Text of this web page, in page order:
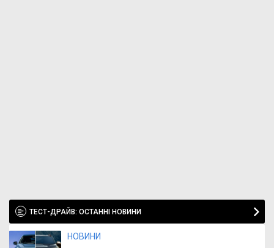
ТЕСТ-ДРАЙВ: ОСТАННІ НОВИНИ
НОВИНИ